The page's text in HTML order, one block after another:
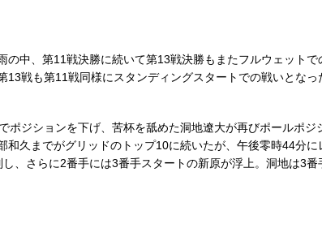
の中、第11戦決勝に続いて第13戦決勝もまたフルウェット
13戦も第11戦同様にスタンディングスタートでの戦いとなっ
ポジションを下げ、苦杯を舐めた洞地遼大が再びポールポ
和久までがグリッドのトップ10に続いたが、午後零時44分
、さらに2番手には3番手スタートの新原が浮上。洞地は3